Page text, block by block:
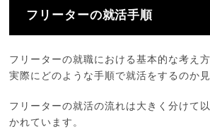
フリーターの就活手順
フリーターの就職における基本的な考え
実際にどのような手順で就活をするのか
フリーターの就活の流れは大きく分けて
かれています。